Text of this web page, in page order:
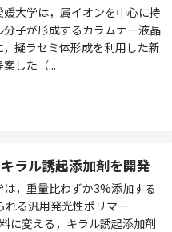
大学は，属イオンを中心に持
子が形成するカラムナー液晶
擬ラセミ体形成を利用した新
した（...
ラル誘起添加剤を開発
，重量比わずか3%添加する
れる汎用発光性ポリマー
に変える，キラル誘起添加剤